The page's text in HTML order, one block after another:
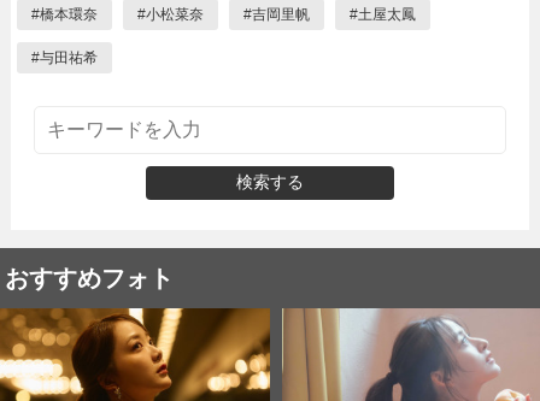
#橋本環奈 #小松菜奈 #吉岡里帆 #土屋太鳳
#与田祐希
検索する
おすすめフォト